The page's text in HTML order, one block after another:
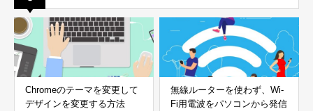
Chromeのテーマを変更して
デザインを変更する方法
無線ルーターを使わず、Wi-
Fi用電波をパソコンから発信